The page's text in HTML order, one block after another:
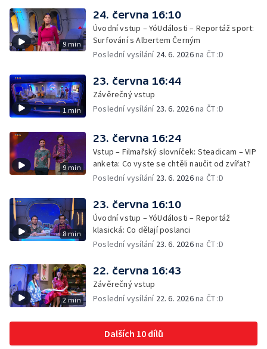
9 min
24. června 16:10
Úvodní vstup – YóUdálosti – Reportáž sport:
Surfování s Albertem Černým
Poslední vysílání 24. 6. 2026na ČT :D
1 min
23. června 16:44
Závěrečný vstup
Poslední vysílání 23. 6. 2026na ČT :D
9 min
23. června 16:24
Vstup – Filmařský slovníček: Steadicam – VIP
anketa: Co vyste se chtěli naučit od zvířat?
Poslední vysílání 23. 6. 2026na ČT :D
8 min
23. června 16:10
Úvodní vstup – YóUdálosti – Reportáž
klasická: Co dělají poslanci
Poslední vysílání 23. 6. 2026na ČT :D
2 min
22. června 16:43
Závěrečný vstup
Poslední vysílání 22. 6. 2026na ČT :D
Dalších 10 dílů